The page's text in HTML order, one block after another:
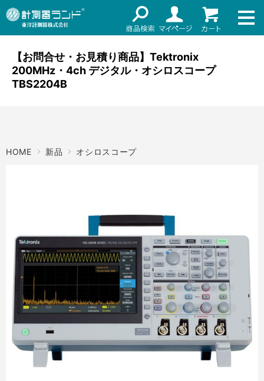
ネット通販（リセール）
ご利用ガイド
メーカーショップ
店舗情報
メーカー名
価格帯
【お問合せ・お見積り商品】Tektronix
200MHz・4ch デジタル・オシロスコープ
TBS2204B
HOME 新品 オシロスコープ